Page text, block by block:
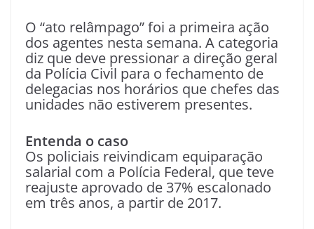
O “ato relâmpago” foi a primeira ação
dos agentes nesta semana. A categoria
diz que deve pressionar a direção geral
da Polícia Civil para o fechamento de
delegacias nos horários que chefes das
unidades não estiverem presentes.
Entenda o caso
Os policiais reivindicam equiparação
salarial com a Polícia Federal, que teve
reajuste aprovado de 37% escalonado
em três anos, a partir de 2017.